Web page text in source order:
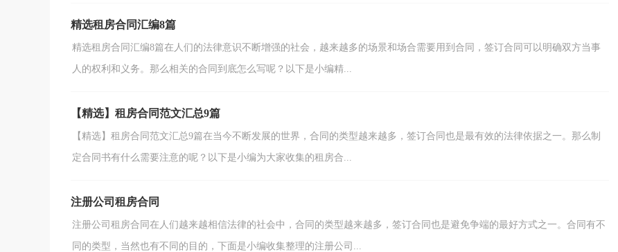
精选租房合同汇编8篇
精选租房合同汇编8篇在人们的法律意识不断增强的社会，越来越多的场景和场合需要用到合同，签订合同可以明确双方当事
人的权利和义务。那么相关的合同到底怎么写呢？以下是小编精...
【精选】租房合同范文汇总9篇
【精选】租房合同范文汇总9篇在当今不断发展的世界，合同的类型越来越多，签订合同也是最有效的法律依据之一。那么制
定合同书有什么需要注意的呢？以下是小编为大家收集的租房合...
注册公司租房合同
注册公司租房合同在人们越来越相信法律的社会中，合同的类型越来越多，签订合同也是避免争端的最好方式之一。合同有不
同的类型，当然也有不同的目的，下面是小编收集整理的注册公司...